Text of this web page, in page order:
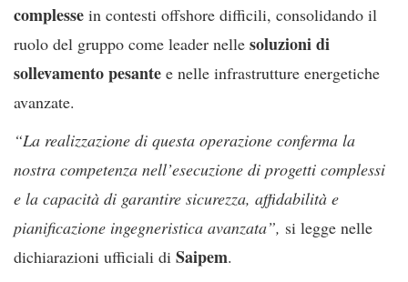
complesse in contesti offshore difficili, consolidando il
ruolo del gruppo come leader nelle soluzioni di
sollevamento pesante e nelle infrastrutture energetiche
avanzate.
“La realizzazione di questa operazione conferma la
nostra competenza nell’esecuzione di progetti complessi
e la capacità di garantire sicurezza, affidabilità e
pianificazione ingegneristica avanzata”, si legge nelle
dichiarazioni ufficiali di Saipem.